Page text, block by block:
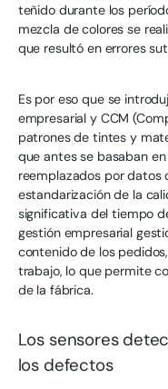
teñido durante los
mezcla de colores se
que resultó en errores
Es por eso que se
empresarial y CCM
patrones de tintes y
que antes se basaban
reemplazados por datos
estandarización de la
significativa del tiempo
gestión empresarial
contenido de los
trabajo, lo que permite
de la fábrica.
Los sensores
los defectos